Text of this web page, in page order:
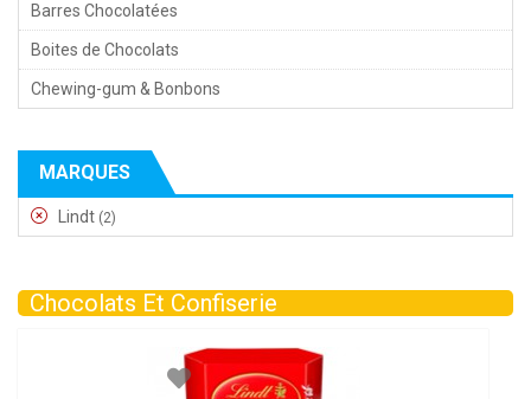
Barres Chocolatées
Boites de Chocolats
Chewing-gum & Bonbons
MARQUES
Lindt (2)
Chocolats Et Confiserie